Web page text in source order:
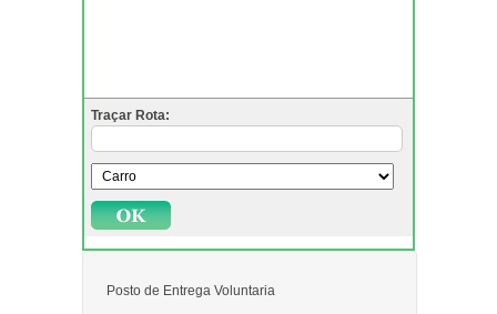
Traçar Rota:
Posto de Entrega Voluntaria